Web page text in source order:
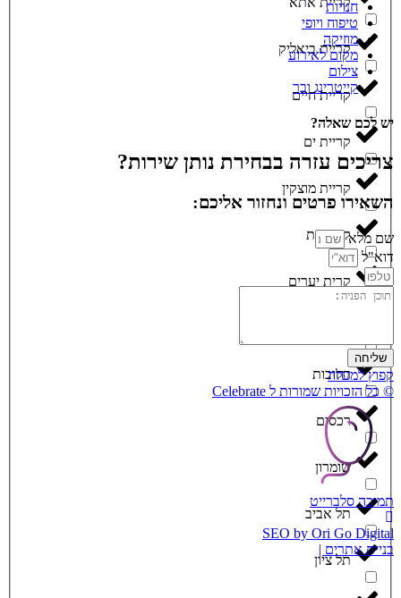
קריית ביאליק
קריית חיים
קריית ים
קריית מוצקין
קרית גת
קרית יערים
רחובות
רכסים
שומרון
תל אביב
תל ציון
חנויות
טיפוח ויופי
מוזיקה
מקום לאירוע
צילום
קייטרינג ובר
יש לכם שאלה?
צריכים עזרה בבחירת נותן שירות?
השאירו פרטים ונחזור אליכם:
שם מלא
דוא"ל
שליחה
קפוץ למעלה
© כל הזכויות שמורות ל Celebrate
תמיכה סלברייט
SEO by Ori Go Digital
בניית אתרים |